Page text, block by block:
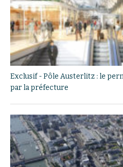
Exclusif - Pôle Austerlitz : le
par la préfecture